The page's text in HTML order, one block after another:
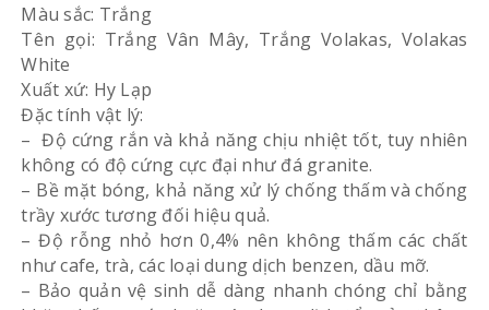
Màu sắc: Trắng
Tên gọi: Trắng Vân Mây, Trắng Volakas, Volakas
White
Xuất xứ: Hy Lạp
Đặc tính vật lý:
– Độ cứng rắn và khả năng chịu nhiệt tốt, tuy nhiên
không có độ cứng cực đại như đá granite.
– Bề mặt bóng, khả năng xử lý chống thấm và chống
trầy xước tương đối hiệu quả.
– Độ rỗng nhỏ hơn 0,4% nên không thấm các chất
như cafe, trà, các loại dung dịch benzen, dầu mỡ.
– Bảo quản vệ sinh dễ dàng nhanh chóng chỉ bằng